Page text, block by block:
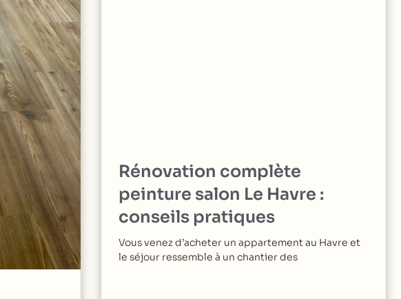
Rénovation complète
peinture salon Le Havre :
conseils pratiques
Vous venez d’acheter un appartement au Havre et
le séjour ressemble à un chantier des